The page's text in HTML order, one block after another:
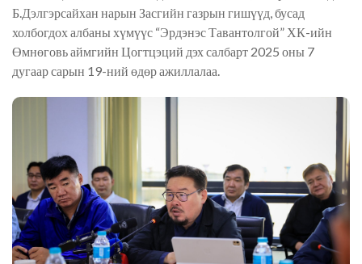
Б.Дэлгэрсайхан нарын Засгийн газрын гишүүд, бусад
холбогдох албаны хүмүүс “Эрдэнэс Тавантолгой” ХК-ийн
Өмнөговь аймгийн Цогтцэций дэх салбарт 2025 оны 7
дугаар сарын 19-ний өдөр ажиллалаа.